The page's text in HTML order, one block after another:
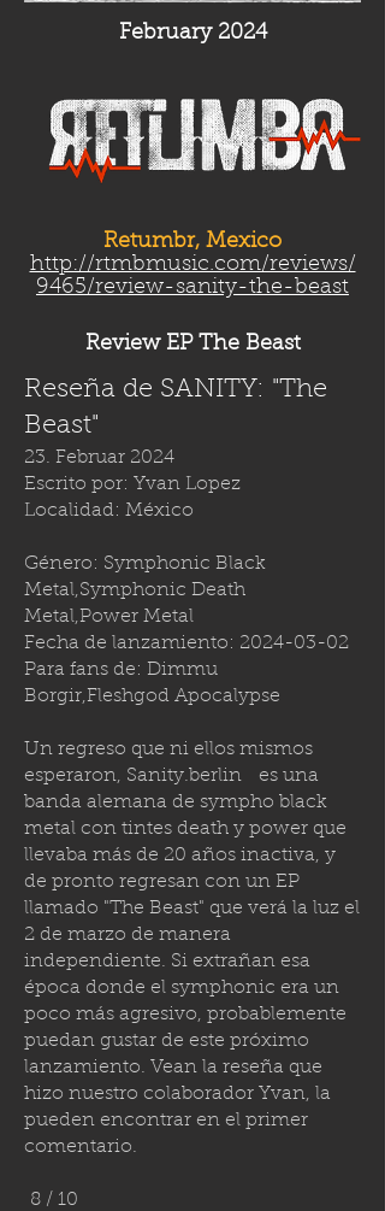
February 2024
Retumbr, Mexico
http://rtmbmusic.com/reviews/
9465/review-sanity-the-beast
Review EP The Beast
Reseña de SANITY: "The
Beast"
23. Februar 2024
Escrito por: Yvan Lopez
Localidad: México
Género: Symphonic Black
Metal,Symphonic Death
Metal,Power Metal
Fecha de lanzamiento: 2024-03-02
Para fans de: Dimmu
Borgir,Fleshgod Apocalypse
Un regreso que ni ellos mismos
esperaron, Sanity.berlin es una
banda alemana de sympho black
metal con tintes death y power que
llevaba más de 20 años inactiva, y
de pronto regresan con un EP
llamado "The Beast" que verá la luz el
2 de marzo de manera
independiente. Si extrañan esa
época donde el symphonic era un
poco más agresivo, probablemente
puedan gustar de este próximo
lanzamiento. Vean la reseña que
hizo nuestro colaborador Yvan, la
pueden encontrar en el primer
comentario.
8 / 10